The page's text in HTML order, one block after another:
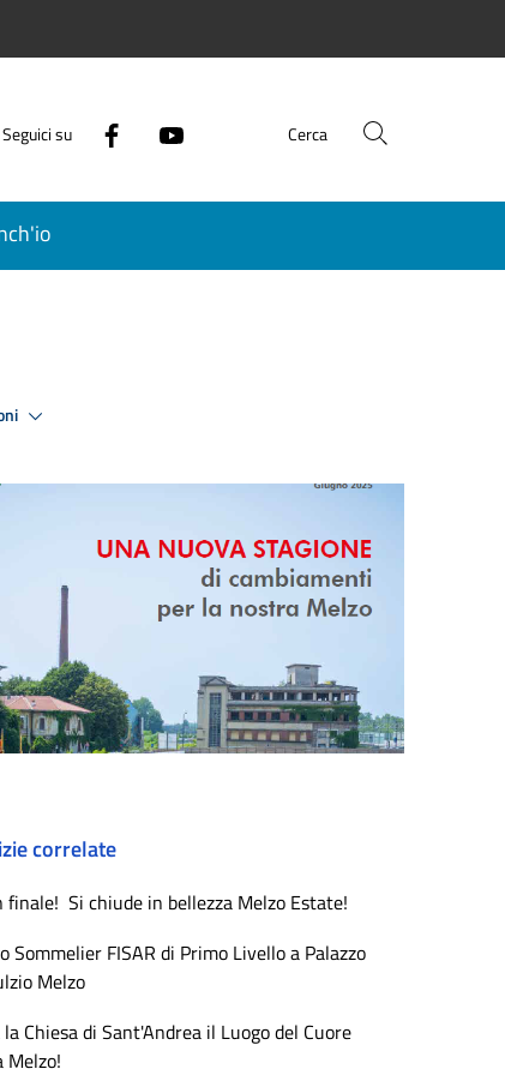
Seguici su Cerca
correlate
finale! Si chiude in bellezza Melzo Estate!
Sommelier FISAR di Primo Livello a Palazzo
Melzo
la Chiesa di Sant'Andrea il Luogo del Cuore
Melzo!